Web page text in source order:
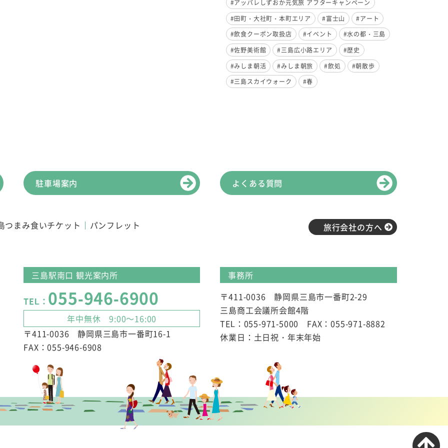
#アッパレしずおか元気旅 アフターキャンペーン
#田町・大社町・本町エリア
#富士山
#アート
#飲食クーポン取扱店
#イベント
#水の都・三島
#佐野美術館
#三島広小路エリア
#歴史
#みしま朝活
#みしま朝旅 #飲処
#朝散歩
#三島スカイウォーク
#春
駐車場案内 よくある質問
つまみ食いチケット パンフレット 旅行会社の方へ
三島駅南口 観光案内所
TEL： 055-946-6900
年中無休 9:00～16:00
〒411-0036 静岡県三島市一番町16-1
FAX：055-946-6908
事務所
〒411-0036 静岡県三島市一番町2-29
三島商工会議所会館4階
TEL：055-971-5000 FAX：055-971-8882
休業日：土日祝・年末年始